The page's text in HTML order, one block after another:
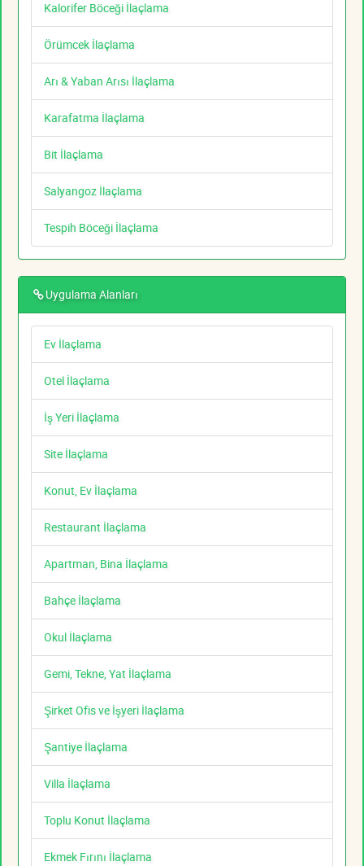
Kalorifer Böceği İlaçlama
Örümcek İlaçlama
Arı & Yaban Arısı İlaçlama
Karafatma İlaçlama
Bit İlaçlama
Salyangoz İlaçlama
Tespih Böceği İlaçlama
Uygulama Alanları
Ev İlaçlama
Otel İlaçlama
İş Yeri İlaçlama
Site İlaçlama
Konut, Ev İlaçlama
Restaurant İlaçlama
Apartman, Bina İlaçlama
Bahçe İlaçlama
Okul İlaçlama
Gemi, Tekne, Yat İlaçlama
Şirket Ofis ve İşyeri İlaçlama
Şantiye İlaçlama
Villa İlaçlama
Toplu Konut İlaçlama
Ekmek Fırını İlaçlama